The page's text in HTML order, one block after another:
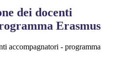
dei docenti
Erasmus
accompagnatori - programma